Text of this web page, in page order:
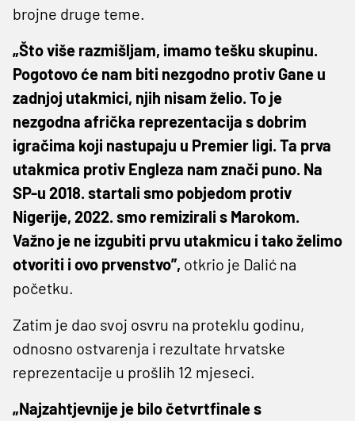
brojne druge teme.
„Što više razmišljam, imamo tešku skupinu.
Pogotovo će nam biti nezgodno protiv Gane u
zadnjoj utakmici, njih nisam želio. To je
nezgodna afrička reprezentacija s dobrim
igračima koji nastupaju u Premier ligi. Ta prva
utakmica protiv Engleza nam znači puno. Na
SP-u 2018. startali smo pobjedom protiv
Nigerije, 2022. smo remizirali s Marokom.
Važno je ne izgubiti prvu utakmicu i tako želimo
otvoriti i ovo prvenstvo”, otkrio je Dalić na
početku.
Zatim je dao svoj osvru na proteklu godinu,
odnosno ostvarenja i rezultate hrvatske
reprezentacije u prošlih 12 mjeseci.
„Najzahtjevnije je bilo četvrtfinale s